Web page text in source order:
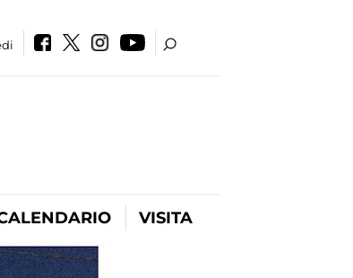
VISITA